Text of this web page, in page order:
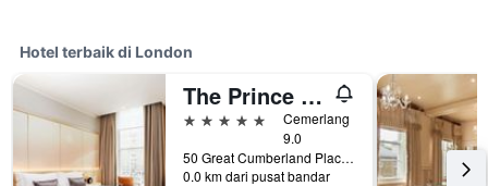
Hotel terbaik di London
The Prince Akatoki London
5 bintang
Cemerlang
9.0
50 Great Cumberland Place, London, United Kingdom
0.0 km dari pusat bandar